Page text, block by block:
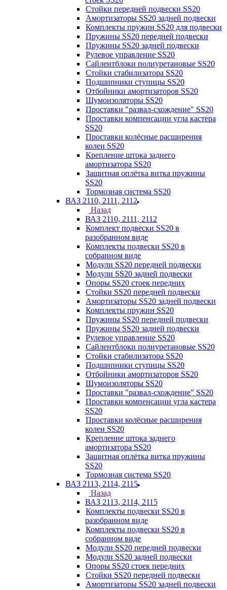
Стойки передней подвески SS20
Амортизаторы SS20 задней подвески
Комплекты пружин SS20 для подвески
Пружины SS20 передней подвески
Пружины SS20 задней подвески
Рулевое управление SS20
Сайлентблоки полиуретановые SS20
Стойки стабилизатора SS20
Подшипники ступицы SS20
Отбойники амортизаторов SS20
Шумоизоляторы SS20
Проставки "развал-схождение" SS20
Проставки компенсации угла кастера
SS20
Проставки колёсные расширения
колеи SS20
Крепление штока заднего
амортизатора SS20
Защитная оплётка витка пружины
SS20
Тормозная система SS20
ВАЗ 2110, 2111, 2112
Назад
ВАЗ 2110, 2111, 2112
Комплект подвески SS20 в
разобранном виде
Комплекты подвески SS20 в
собранном виде
Модули SS20 передней подвески
Модули SS20 задней подвески
Опоры SS20 стоек передних
Стойки SS20 передней подвески
Амортизаторы SS20 задней подвески
Комплекты пружин SS20
Пружины SS20 передней подвески
Пружины SS20 задней подвески
Рулевое управление SS20
Сайлентблоки полиуретановые SS20
Стойки стабилизатора SS20
Подшипники ступицы SS20
Отбойники амортизаторов SS20
Шумоизоляторы SS20
Проставки "развал-схождение" SS20
Проставки компенсации угла кастера
SS20
Проставки колёсные расширения
колеи SS20
Крепление штока заднего
амортизатора SS20
Защитная оплётка витка пружины
SS20
Тормозная система SS20
ВАЗ 2113, 2114, 2115
Назад
ВАЗ 2113, 2114, 2115
Комплекты подвески SS20 в
разобранном виде
Комплекты подвески SS20 в
собранном виде
Модули SS20 передней подвески
Модули SS20 задней подвески
Опоры SS20 стоек передних
Стойки SS20 передней подвески
Амортизаторы SS20 задней подвески